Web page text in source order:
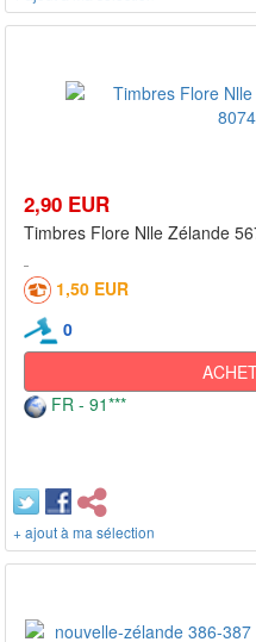
2,90 EUR
Timbres Flore Nlle Zélande
1,50 EUR
0
FR - 91***
+ ajout à ma sélection